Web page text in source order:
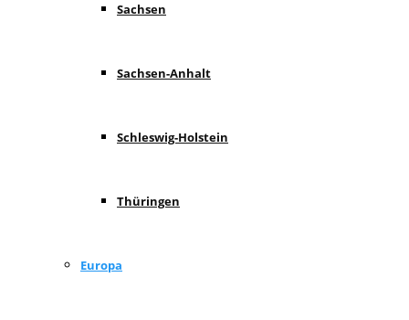
Sachsen
Sachsen-Anhalt
Schleswig-Holstein
Thüringen
Europa